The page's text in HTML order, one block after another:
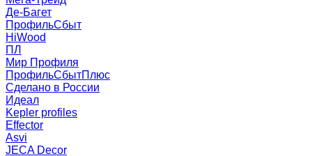
Де-Багет
ПрофильСбыт
HiWood
ПЛ
Мир Профиля
ПрофильСбытПлюс
Сделано в России
Идеал
Kepler profiles
Effector
Asvi
JECA Decor